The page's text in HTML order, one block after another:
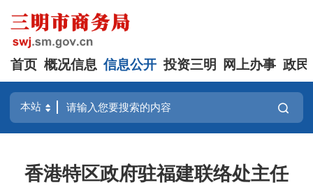
首页 概况信息 信息公开 投资三明 网上办事 政民
香港特区政府驻福建联络处主任